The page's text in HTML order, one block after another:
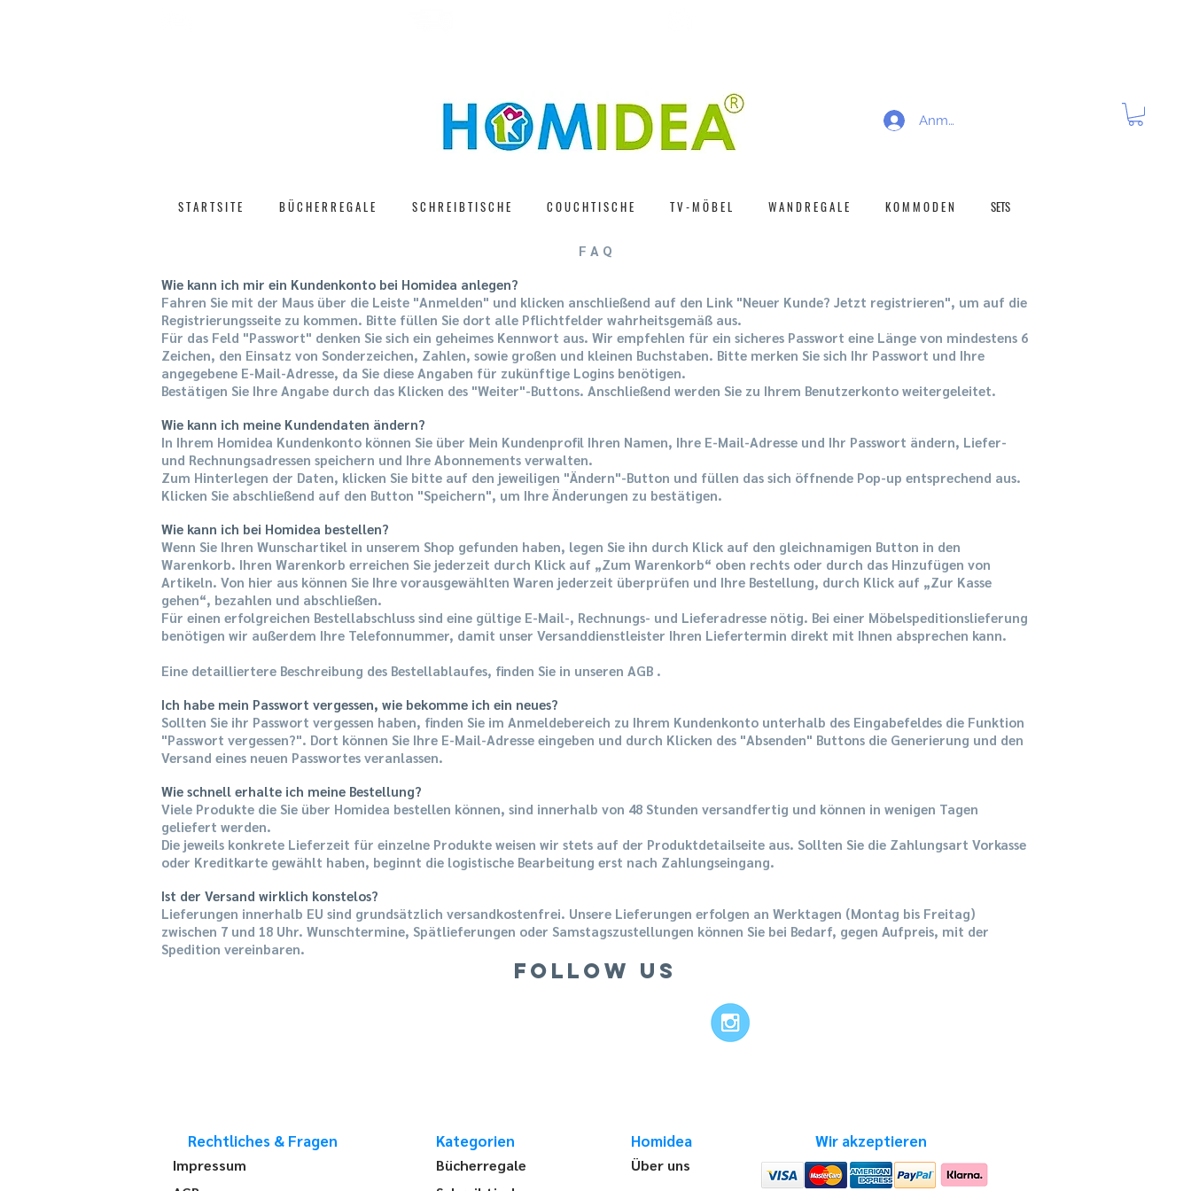
Anmelden
S T A R T S I T E B Ü C H E R R E G A L E S C H R E I B T I S C H E C O U C H T I S C H E T V - M Ö B E L W A N D R E G A L E K O M M O D E N SETS
F A Q
Wie kann ich mir ein Kundenkonto bei Homidea anlegen?
Fahren Sie mit der Maus über die Leiste "Anmelden" und klicken anschließend auf den Link "Neuer Kunde? Jetzt registrieren", um auf die
Registrierungsseite zu kommen. Bitte füllen Sie dort alle Pflichtfelder wahrheitsgemäß aus.
Für das Feld "Passwort" denken Sie sich ein geheimes Kennwort aus. Wir empfehlen für ein sicheres Passwort eine Länge von mindestens 6
Zeichen, den Einsatz von Sonderzeichen, Zahlen, sowie großen und kleinen Buchstaben. Bitte merken Sie sich Ihr Passwort und Ihre
angegebene E-Mail-Adresse, da Sie diese Angaben für zukünftige Logins benötigen.
Bestätigen Sie Ihre Angabe durch das Klicken des "Weiter"-Buttons. Anschließend werden Sie zu Ihrem Benutzerkonto weitergeleitet.
Wie kann ich meine Kundendaten ändern?
In Ihrem Homidea Kundenkonto können Sie über Mein Kundenprofil Ihren Namen, Ihre E-Mail-Adresse und Ihr Passwort ändern, Liefer-
und Rechnungsadressen speichern und Ihre Abonnements verwalten.
Zum Hinterlegen der Daten, klicken Sie bitte auf den jeweiligen "Ändern"-Button und füllen das sich öffnende Pop-up entsprechend aus.
Klicken Sie abschließend auf den Button "Speichern", um Ihre Änderungen zu bestätigen.
Wie kann ich bei Homidea bestellen?
Wenn Sie Ihren Wunschartikel in unserem Shop gefunden haben, legen Sie ihn durch Klick auf den gleichnamigen Button in den
Warenkorb. Ihren Warenkorb erreichen Sie jederzeit durch Klick auf „Zum Warenkorb“ oben rechts oder durch das Hinzufügen von
Artikeln. Von hier aus können Sie Ihre vorausgewählten Waren jederzeit überprüfen und Ihre Bestellung, durch Klick auf „Zur Kasse
gehen“, bezahlen und abschließen.
Für einen erfolgreichen Bestellabschluss sind eine gültige E-Mail-, Rechnungs- und Lieferadresse nötig. Bei einer Möbelspeditionslieferung
benötigen wir außerdem Ihre Telefonnummer, damit unser Versanddienstleister Ihren Liefertermin direkt mit Ihnen absprechen kann.
Eine detailliertere Beschreibung des Bestellablaufes, finden Sie in unseren AGB .
Ich habe mein Passwort vergessen, wie bekomme ich ein neues?
Sollten Sie ihr Passwort vergessen haben, finden Sie im Anmeldebereich zu Ihrem Kundenkonto unterhalb des Eingabefeldes die Funktion
"Passwort vergessen?". Dort können Sie Ihre E-Mail-Adresse eingeben und durch Klicken des "Absenden" Buttons die Generierung und den
Versand eines neuen Passwortes veranlassen.
Wie schnell erhalte ich meine Bestellung?
Viele Produkte die Sie über Homidea bestellen können, sind innerhalb von 48 Stunden versandfertig und können in wenigen Tagen
geliefert werden.
Die jeweils konkrete Lieferzeit für einzelne Produkte weisen wir stets auf der Produktdetailseite aus. Sollten Sie die Zahlungsart Vorkasse
oder Kreditkarte gewählt haben, beginnt die logistische Bearbeitung erst nach Zahlungseingang.
Ist der Versand wirklich konstelos?
Lieferungen innerhalb EU sind grundsätzlich versandkostenfrei. Unsere Lieferungen erfolgen an Werktagen (Montag bis Freitag)
zwischen 7 und 18 Uhr. Wunschtermine, Spätlieferungen oder Samstagszustellungen können Sie bei Bedarf, gegen Aufpreis, mit der
Spedition vereinbaren.
FOLLOW US
Rechtliches & Fragen
Impressum
Kategorien
Bücherregale
Homidea
Über uns
Wir akzeptieren